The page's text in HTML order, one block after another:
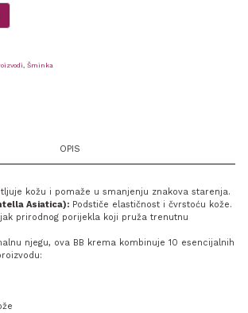
Šminka
OPIS
kožu i pomaže u smanjenju znakova starenja.
Asiatica):Podstiče elastičnost i čvrstoću kože.
prirodnog porijekla koji pruža trenutnu
njegu, ova BB krema kombinuje 10 esencijalnih